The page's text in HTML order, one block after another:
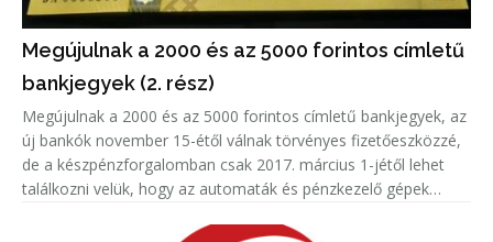
Megújulnak a 2000 és az 5000 forintos címletű
bankjegyek (2. rész)
Megújulnak a 2000 és az 5000 forintos címletű bankjegyek, az
új bankók november 15-étől válnak törvényes fizetőeszközzé,
de a készpénzforgalomban csak 2017. március 1-jétől lehet
találkozni velük, hogy az automaták és pénzkezelő gépek